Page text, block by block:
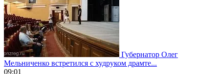
Губернатор Олег
Мельниченко встретился с худруком драмте...
09:01